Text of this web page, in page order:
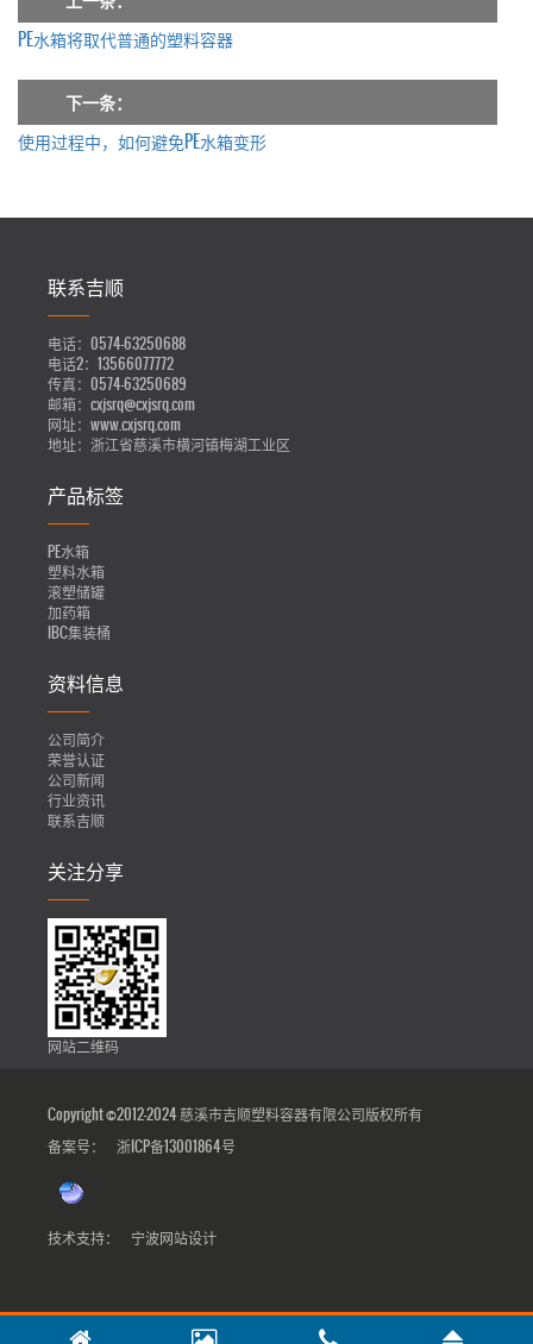
PE水箱将取代普通的塑料容器
下一条：
使用过程中，如何避免PE水箱变形
联系吉顺
电话： 0574-63250688
电话2： 13566077772
传真： 0574-63250689
邮箱： cxjsrq@cxjsrq.com
网址： www.cxjsrq.com
地址： 浙江省慈溪市横河镇梅湖工业区
产品标签
PE水箱
塑料水箱
滚塑储罐
加药箱
IBC集装桶
资料信息
公司简介
荣誉认证
公司新闻
行业资讯
联系吉顺
关注分享
网站二维码
Copyright ©2012-2024 慈溪市吉顺塑料容器有限公司版权所有
备案号：
浙ICP备13001864号
技术支持： 宁波网站设计